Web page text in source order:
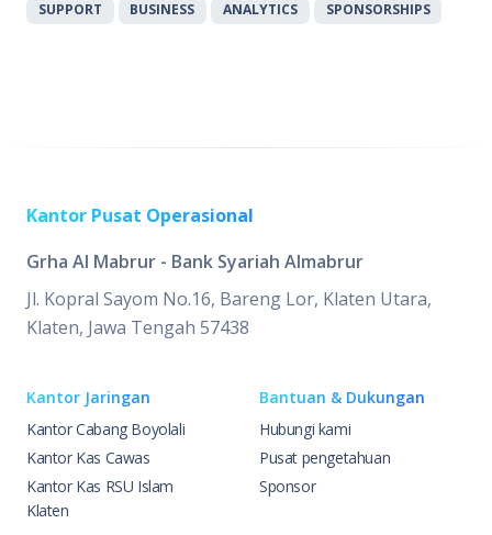
SUPPORT BUSINESS ANALYTICS SPONSORSHIPS
Kantor Pusat Operasional
Grha Al Mabrur - Bank Syariah Almabrur
Jl. Kopral Sayom No.16, Bareng Lor, Klaten Utara,
Klaten, Jawa Tengah 57438
Kantor Jaringan
Kantor Cabang Boyolali
Kantor Kas Cawas
Kantor Kas RSU Islam
Klaten
Bantuan & Dukungan
Hubungi kami
Pusat pengetahuan
Sponsor